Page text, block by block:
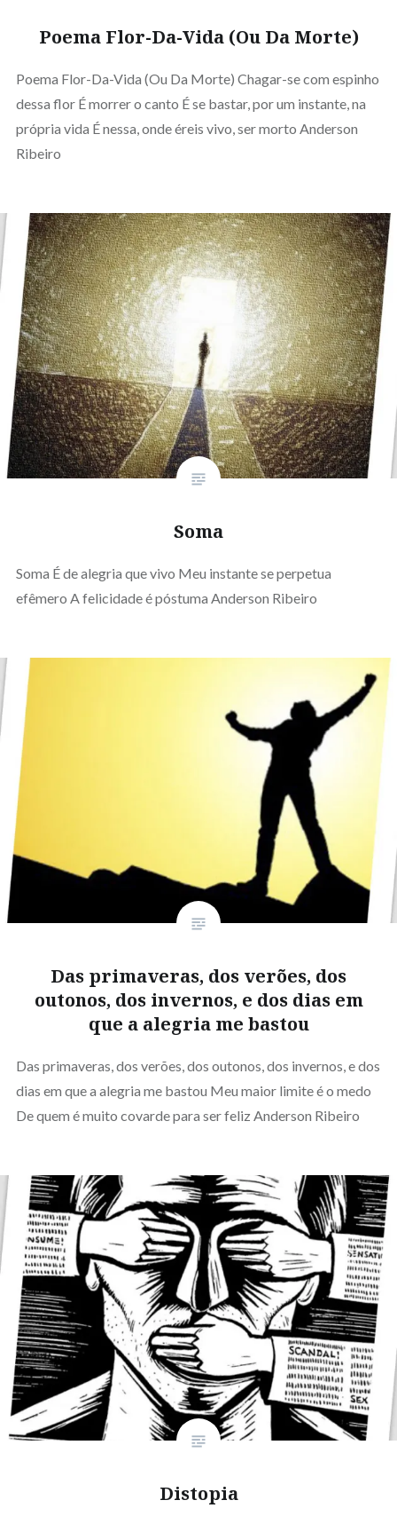
Poema Flor-Da-Vida (Ou Da Morte)
Poema Flor-Da-Vida (Ou Da Morte) Chagar-se com espinho
dessa flor É morrer o canto É se bastar, por um instante, na
própria vida É nessa, onde éreis vivo, ser morto Anderson
Ribeiro
Soma
Soma É de alegria que vivo Meu instante se perpetua
efêmero A felicidade é póstuma Anderson Ribeiro
Das primaveras, dos verões, dos
outonos, dos invernos, e dos dias em
que a alegria me bastou
Das primaveras, dos verões, dos outonos, dos invernos, e dos
dias em que a alegria me bastou Meu maior limite é o medo
De quem é muito covarde para ser feliz Anderson Ribeiro
Distopia